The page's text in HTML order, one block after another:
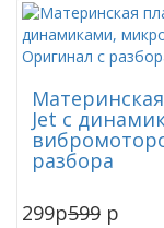
Jet с
разбора
299p599 p